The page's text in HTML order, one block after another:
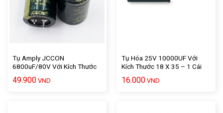
Tụ Amply JCCON
6800uF/80V Với Kích Thước
49.900 VND
Tụ Hóa 25V 10000UF Với
Kích Thước 18 X 35 – 1 Cái
16.000 VND